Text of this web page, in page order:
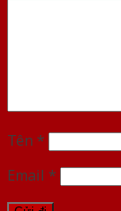
Tên *
Email *